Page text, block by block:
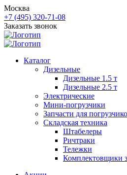
Москва
+7 (495) 320-71-08
Заказать звонок
Каталог
Дизельные
Дизельные 1.5 т
Дизельные 2.5 т
Электрические
Мини-погрузчики
Запчасти для
Складская техника
Штабелеры
Ричтраки
Тележки
Комплектовщики